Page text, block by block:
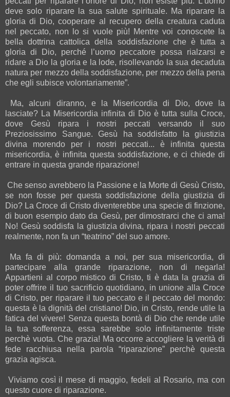
deve solo riparare la sua salute spirituale. Ma riparare la
gloria di Dio, cooperare al recupero della creatura caduta
nel peccato, non lo si vuole più! Mentre voi conoscete la
bella dottrina cattolica della soddisfazione che è tutta a
gloria di Dio, perché l’uomo peccatore possa rialzarsi e
ridare a Dio la gloria e la lode, risollevando la sua decaduta
natura per mezzo della soddisfazione, per mezzo della pena
che egli subisce volontariamente”.
Ma, alcuni diranno, e la Misericordia di Dio, dove la
lasciate? La Misericordia infinita di Dio è tutta sulla Croce,
dove Gesù ripara i nostri peccati versando il suo
Preziosissimo Sangue. Gesù ha soddisfatto la giustizia
divina morendo per i nostri peccati... è infinita questa
misericordia, è infinita questa soddisfazione, e ci chiede di
entrare in questa grande riparazione!
Che senso avrebbero la Passione e la Morte di Gesù Cristo,
se non fosse per questa soddisfazione della giustizia di
Dio? La Croce di Cristo diventerebbe una specie di finzione,
di buon esempio dato da Gesù, per dimostrarci che ci ama!
No! Gesù soddisfa la giustizia divina, ripara i nostri peccati
realmente, non fa un “teatrino” del suo amore.
Ma fa di più: domanda a noi, per sua misericordia, di
partecipare alla grande riparazione, non di negarla!
Appartieni al corpo mistico di Cristo, ti è data la grazia di
poter offrire il tuo sacrificio quotidiano, in unione alla Croce
di Cristo, per riparare il tuo peccato e il peccato del mondo:
questa è la dignità del cristiano! Dio, in Cristo, rende utile la
fatica del vivere! Senza questa bontà di Dio che rende utile
la tua sofferenza, essa sarebbe solo infinitamente triste
perchè vuota. Che grazia! Ma occorre accogliere la verità di
fede racchiusa nella parola “riparazione” perchè questa
grazia agisca.
Viviamo così il mese di maggio, fedeli al Rosario, ma con
questo cuore di riparazione.